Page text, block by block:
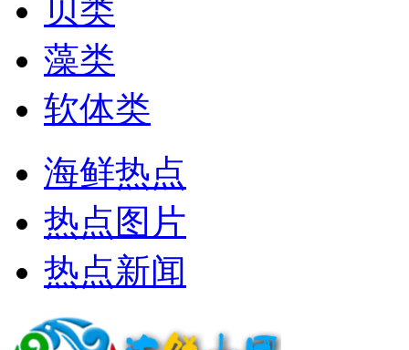
贝类
藻类
软体类
海鲜热点
热点图片
热点新闻